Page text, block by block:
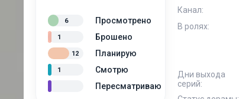
Просмотрено
6
Брошено
1
Планирую
12
Смотрю
1
Пересматриваю
Канал:
В ролях:
Дни выхода
серий: